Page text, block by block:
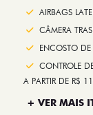
AIRBAGS
CÂMERA
ENCOSTO
CONTROLE
A PARTIR DE R$
+ VER MAIS